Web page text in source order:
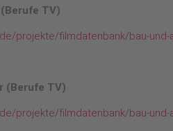
TV)
projekte/filmdatenbank/bau-
(Berufe TV)
projekte/filmdatenbank/bau-